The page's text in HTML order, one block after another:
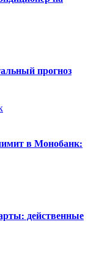
прогноз
в Монобанк:
действенные